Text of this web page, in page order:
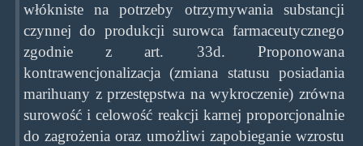
włókniste na potrzeby otrzymywania substancji
czynnej do produkcji surowca farmaceutycznego
zgodnie z art. 33d. Proponowana
kontrawencjonalizacja (zmiana statusu posiadania
marihuany z przestępstwa na wykroczenie) zrówna
surowość i celowość reakcji karnej proporcjonalnie
do zagrożenia oraz umożliwi zapobieganie wzrostu